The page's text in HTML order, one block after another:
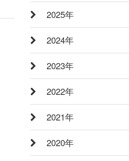
2025年
2024年
2023年
2022年
2021年
2020年